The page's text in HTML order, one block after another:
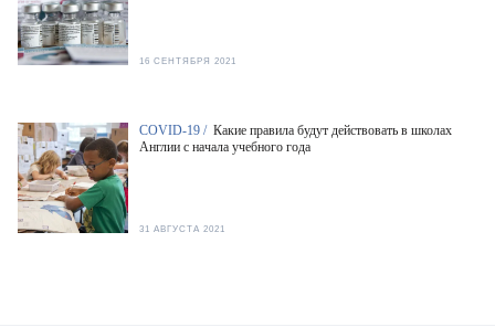
16 СЕНТЯБРЯ 2021
COVID-19 / Какие правила будут действовать в школах
Англии с начала учебного года
31 АВГУСТА 2021